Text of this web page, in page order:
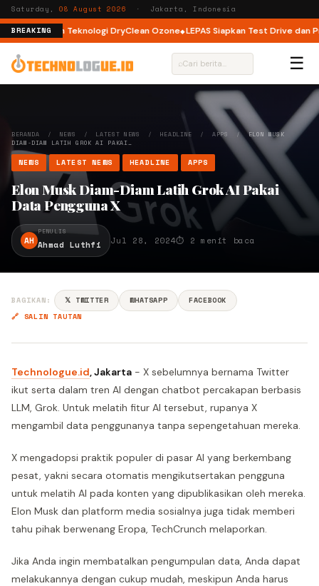
Saturday,08 August 2026 · Jakarta, Indonesia
BREAKING
dengan Teknologi DryClean Ozone LEPAS Siapkan Test Drive dan
⌕ ☰
BERANDA / NEWS / LATEST NEWS / HEADLINE /APPS /ELON MUSK
DIAM-DIAM LATIH GROK AI PAKAI…
NEWS LATEST NEWS HEADLINE APPS
Elon Musk Diam-Diam Latih Grok AI Pakai
Data Pengguna X
AH
PENULIS
Ahmad Luthfi Jul 28, 2024⏱ 2 menit baca
BAGIKAN: 𝕏 TWITTER WHATSAPP
FACEBOOK
🔗 SALIN TAUTAN
Technologue.id, Jakarta - X sebelumnya bernama Twitter
ikut serta dalam tren AI dengan chatbot percakapan berbasis
LLM, Grok. Untuk melatih fitur AI tersebut, rupanya X
mengambil data penggunanya tanpa sepengetahuan mereka.
X mengadopsi praktik populer di pasar AI yang berkembang
pesat, yakni secara otomatis mengikutsertakan pengguna
untuk melatih AI pada konten yang dipublikasikan oleh mereka.
Elon Musk dan platform media sosialnya juga tidak memberi
tahu pihak berwenang Eropa, TechCrunch melaporkan.
Jika Anda ingin membatalkan pengumpulan data, Anda dapat
melakukannya dengan cukup mudah, meskipun Anda harus